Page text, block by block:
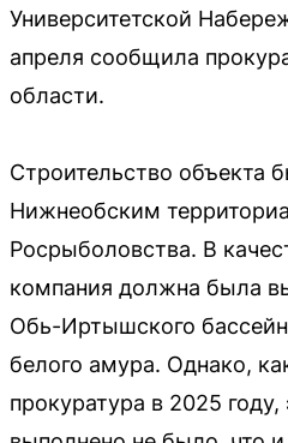
Университетской
апреля сообщила
области.
Строительство объекта
Нижнеобским
Росрыболовства. В
компания должна была
Обь-Иртышского
белого амура. Однако,
прокуратура в 2025